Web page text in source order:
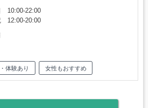
22:00
12:00-20:00
体験あり 女性もおすすめ